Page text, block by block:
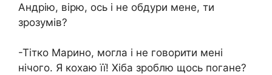
Андрію, вірю, ось і не обдури мене, ти
зрозумів?
-Тітко Марино, могла і не говорити мені
нічого. Я кохаю її! Хіба зроблю щось погане?